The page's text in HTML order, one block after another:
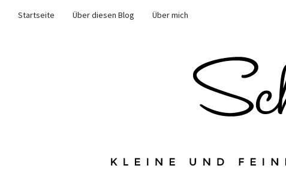
Startseite Über diesen Blog
Über mich